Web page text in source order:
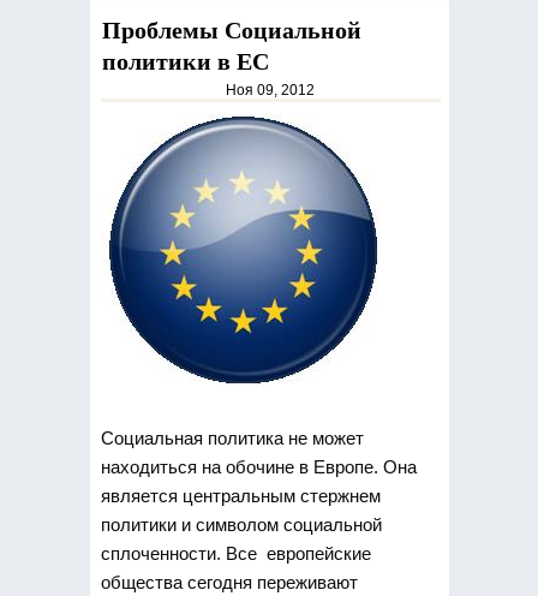
Проблемы Социальной
политики в ЕС
Ноя 09, 2012
Социальная политика не может
находиться на обочине в Европе. Она
является центральным стержнем
политики и символом социальной
сплоченности. Все европейские
общества сегодня переживают